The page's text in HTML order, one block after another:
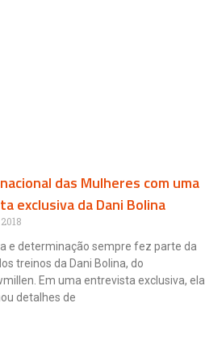
das Mulheres com uma
exclusiva da Dani Bolina
e determinação sempre fez parte da
treinos da Dani Bolina, do
Em uma entrevista exclusiva, ela
detalhes de